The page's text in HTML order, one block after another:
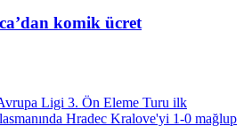
komik ücret